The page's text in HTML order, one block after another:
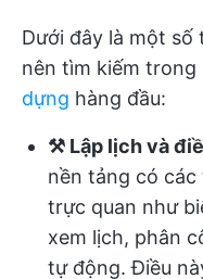
Dưới đây là một số
nên tìm kiếm trong
dựng hàng đầu:
⚒️ Lập lịch và
nền tảng có
trực quan như
xem lịch, phân
tự động. Điều